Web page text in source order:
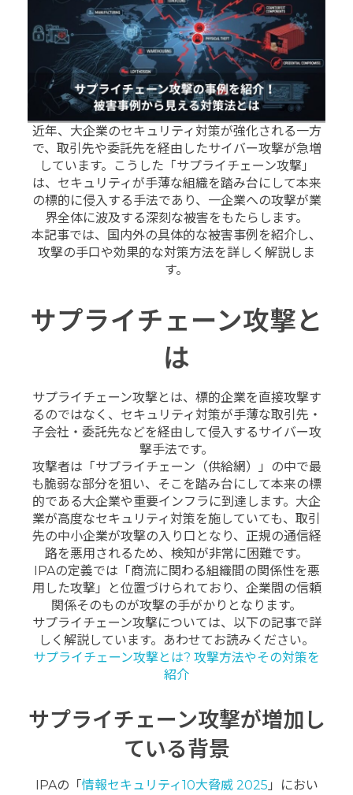
近年、大企業のセキュリティ対策が強化される一方
で、取引先や委託先を経由したサイバー攻撃が急増
しています。こうした「サプライチェーン攻撃」
は、セキュリティが手薄な組織を踏み台にして本来
の標的に侵入する手法であり、一企業への攻撃が業
界全体に波及する深刻な被害をもたらします。
本記事では、国内外の具体的な被害事例を紹介し、
攻撃の手口や効果的な対策方法を詳しく解説しま
す。
サプライチェーン攻撃と
は
サプライチェーン攻撃とは、標的企業を直接攻撃す
るのではなく、セキュリティ対策が手薄な取引先・
子会社・委託先などを経由して侵入するサイバー攻
撃手法です。
攻撃者は「サプライチェーン（供給網）」の中で最
も脆弱な部分を狙い、そこを踏み台にして本来の標
的である大企業や重要インフラに到達します。大企
業が高度なセキュリティ対策を施していても、取引
先の中小企業が攻撃の入り口となり、正規の通信経
路を悪用されるため、検知が非常に困難です。
IPAの定義では「商流に関わる組織間の関係性を悪
用した攻撃」と位置づけられており、企業間の信頼
関係そのものが攻撃の手がかりとなります。
サプライチェーン攻撃については、以下の記事で詳
しく解説しています。あわせてお読みください。
サプライチェーン攻撃とは? 攻撃方法やその対策を
紹介
サプライチェーン攻撃が増加し
ている背景
IPAの「情報セキュリティ10大脅威 2025 」におい